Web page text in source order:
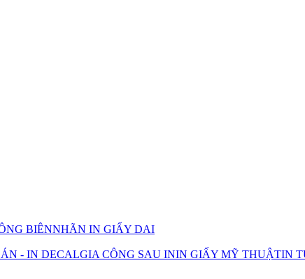
BIÊNNHÃN IN GIẤY DAI
- IN DECALGIA CÔNG SAU ININ GIẤY MỸ THUẬTIN